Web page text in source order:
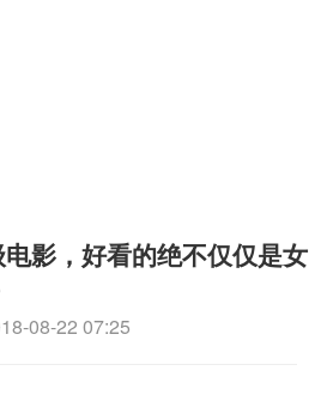
电影，好看的绝不仅仅是女
08-22 07:25